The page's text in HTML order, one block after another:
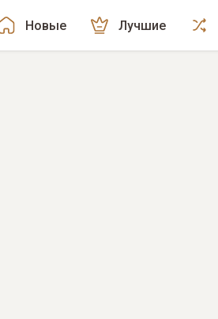
Новые Лучшие